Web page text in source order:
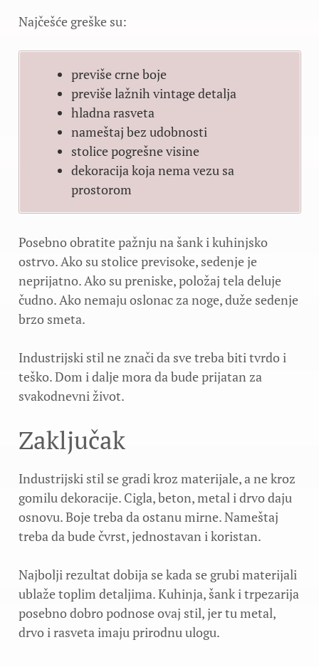
Najčešće greške su:
previše crne boje
previše lažnih vintage detalja
hladna rasveta
nameštaj bez udobnosti
stolice pogrešne visine
dekoracija koja nema vezu sa
prostorom
Posebno obratite pažnju na šank i kuhinjsko
ostrvo. Ako su stolice previsoke, sedenje je
neprijatno. Ako su preniske, položaj tela deluje
čudno. Ako nemaju oslonac za noge, duže sedenje
brzo smeta.
Industrijski stil ne znači da sve treba biti tvrdo i
teško. Dom i dalje mora da bude prijatan za
svakodnevni život.
Zaključak
Industrijski stil se gradi kroz materijale, a ne kroz
gomilu dekoracije. Cigla, beton, metal i drvo daju
osnovu. Boje treba da ostanu mirne. Nameštaj
treba da bude čvrst, jednostavan i koristan.
Najbolji rezultat dobija se kada se grubi materijali
ublaže toplim detaljima. Kuhinja, šank i trpezarija
posebno dobro podnose ovaj stil, jer tu metal,
drvo i rasveta imaju prirodnu ulogu.